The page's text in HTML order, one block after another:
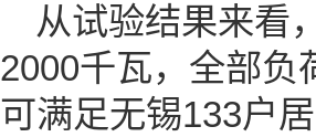
从试验结果来看
2000千瓦，全部负
可满足无锡133户